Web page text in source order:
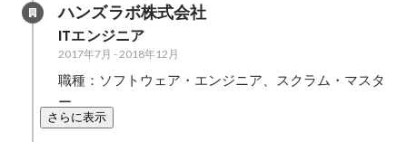
ハンズラボ株式会社
ITエンジニア
2017年7月 -2018年12月
職種：ソフトウェア・エンジニア、スクラム・マスタ
ー
さらに表示